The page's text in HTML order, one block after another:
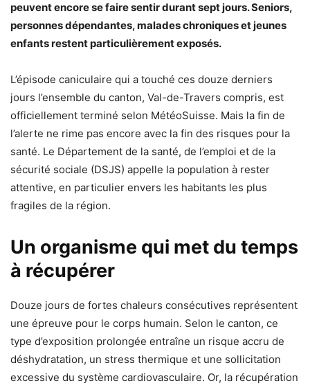
peuvent encore se faire sentir durant sept jours. Seniors,
personnes dépendantes, malades chroniques et jeunes
enfants restent particulièrement exposés.
L’épisode caniculaire qui a touché ces douze derniers
jours l’ensemble du canton, Val-de-Travers compris, est
officiellement terminé selon MétéoSuisse. Mais la fin de
l’alerte ne rime pas encore avec la fin des risques pour la
santé. Le Département de la santé, de l’emploi et de la
sécurité sociale (DSJS) appelle la population à rester
attentive, en particulier envers les habitants les plus
fragiles de la région.
Un organisme qui met du temps
à récupérer
Douze jours de fortes chaleurs consécutives représentent
une épreuve pour le corps humain. Selon le canton, ce
type d’exposition prolongée entraîne un risque accru de
déshydratation, un stress thermique et une sollicitation
excessive du système cardiovasculaire. Or, la récupération